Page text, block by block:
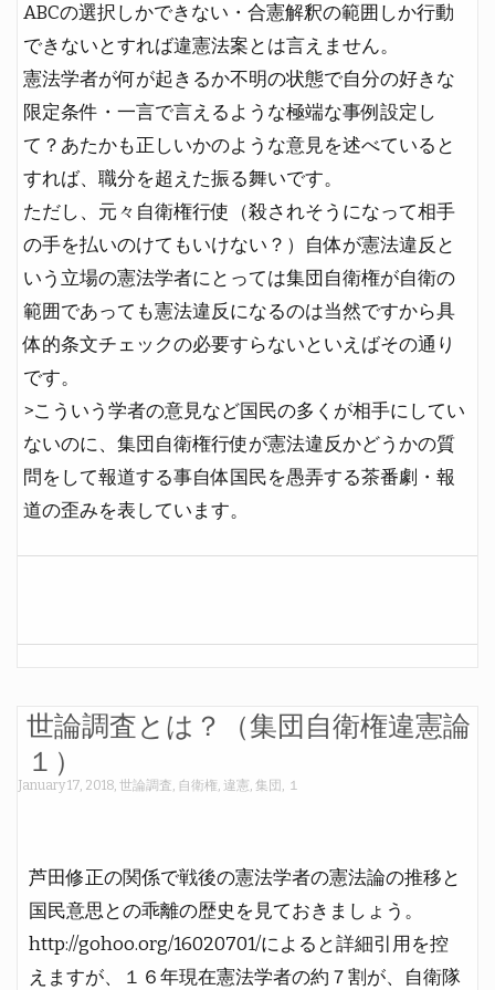
ABCの選択しかできない・合憲解釈の範囲しか行動
できないとすれば違憲法案とは言えません。
憲法学者が何が起きるか不明の状態で自分の好きな
限定条件・一言で言えるような極端な事例設定し
て？あたかも正しいかのような意見を述べていると
すれば、職分を超えた振る舞いです。
ただし、元々自衛権行使（殺されそうになって相手
の手を払いのけてもいけない？）自体が憲法違反と
いう立場の憲法学者にとっては集団自衛権が自衛の
範囲であっても憲法違反になるのは当然ですから具
体的条文チェックの必要すらないといえばその通り
です。
>こういう学者の意見など国民の多くが相手にしてい
ないのに、集団自衛権行使が憲法違反かどうかの質
問をして報道する事自体国民を愚弄する茶番劇・報
道の歪みを表しています。
世論調査とは？（集団自衛権違憲論
１）
January 17, 2018, 世論調査, 自衛権, 違憲, 集団 , １
芦田修正の関係で戦後の憲法学者の憲法論の推移と
国民意思との乖離の歴史を見ておきましょう。
http://gohoo.org/16020701/によると詳細引用を控
えますが、１６年現在憲法学者の約７割が、自衛隊